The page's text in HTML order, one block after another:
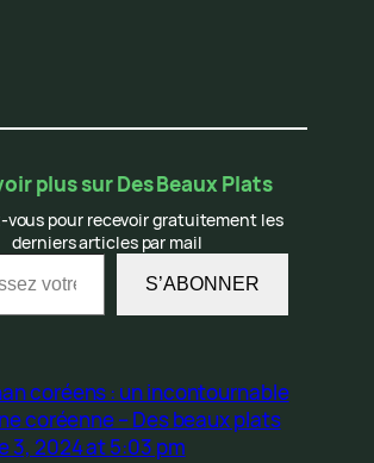
plus sur Des Beaux Plats
vous pour recevoir gratuitement les
derniers articles par mail
S’ABONNER
coréens : un incontournable
coréenne – Des beaux plats
3, 2024 at 5:03 pm